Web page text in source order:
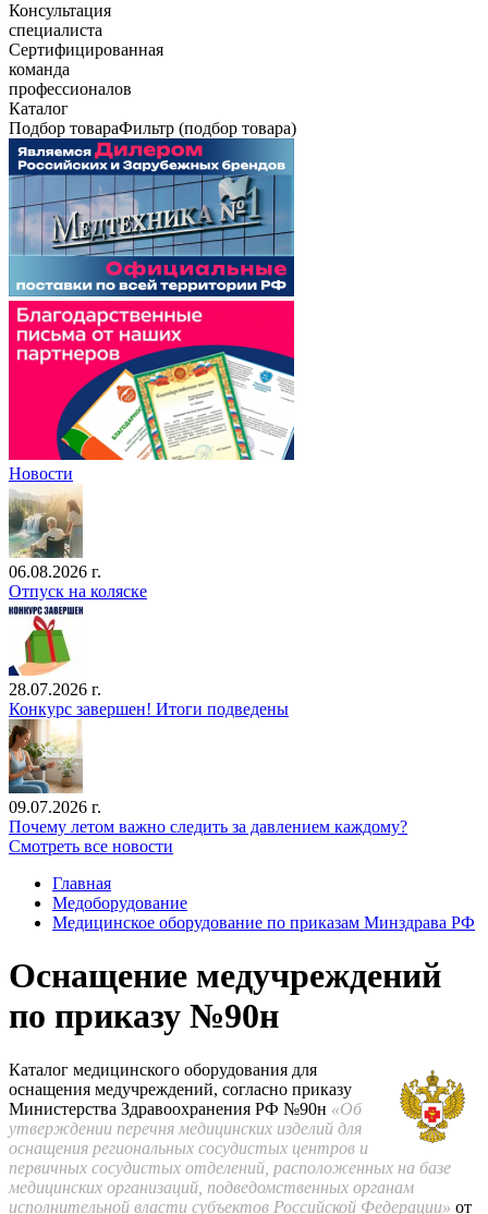
Консультация
специалиста
Сертифицированная
команда
профессионалов
Каталог
Подбор товараФильтр (подбор товара)
Новости
06.08.2026 г.
Отпуск на коляске
28.07.2026 г.
Конкурс завершен! Итоги подведены
09.07.2026 г.
Почему летом важно следить за давлением каждому?
Смотреть все новости
Главная
Медоборудование
Медицинское оборудование по приказам Минздрава РФ
Оснащение медучреждений
по приказу №90н
Каталог медицинского оборудования для
оснащения медучреждений, согласно приказу
Министерства Здравоохранения РФ №90н «Об
утверждении перечня медицинских изделий для
оснащения региональных сосудистых центров и
первичных сосудистых отделений, расположенных на базе
медицинских организаций, подведомственных органам
исполнительной власти субъектов Российской Федерации» от